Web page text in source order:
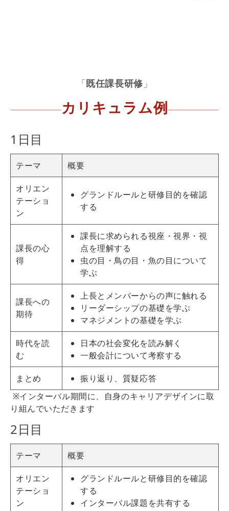
「既任課長研修」
カリキュラム例
1日目
テーマ 概要
オリエン
テーショ
ン
グランドルールと研修目的を確認
する
課長の心
得
課長に求められる視座・視界・視
点を理解する
虫の目・鳥の目・魚の目について
学ぶ
課長への
期待
上長とメンバーからの声に触れる
リーダーシップの基礎を学ぶ
マネジメントの基礎を学ぶ
時代を読
む
日本の社会変化を読み解く
一般会計について考察する
まとめ
振り返り、質疑応答
※インターバル期間に、自身のキャリアデザインに取
り組んでいただきます
2日目
テーマ 概要
オリエン
テーショ
ン
グランドルールと研修目的を確認
する
インターバル課題を共有する